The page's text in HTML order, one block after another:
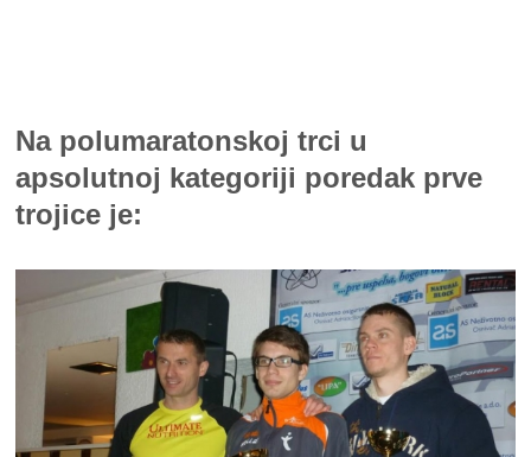
Na polumaratonskoj trci u
apsolutnoj kategoriji poredak prve
trojice je: